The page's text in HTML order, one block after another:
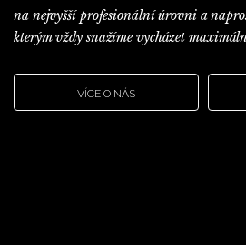
Spor s advokátem
Mgr. Alena Gajdošová, LL. M.
Mgr. Ján Gajdoš, LL. M.
na nejvyšší profesionální úrovni a
kterým vždy snažíme vycházet
VÍCE O NÁS